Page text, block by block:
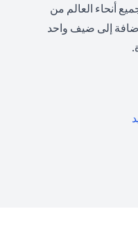
في جميع أنحاء العالم من
إلى ضيف واحد